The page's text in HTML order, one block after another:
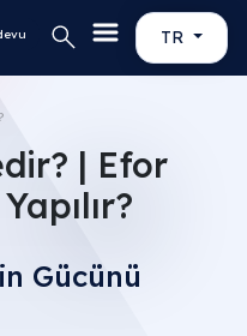
TR
| Efor
Gücünü